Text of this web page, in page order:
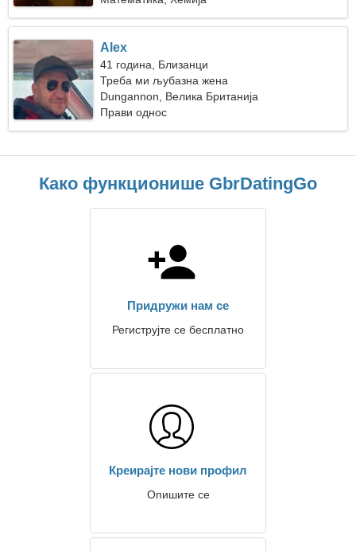
Alex
41 година, Близанци
Треба ми љубазна жена
Dungannon, Велика Британија
Прави однос
Како функционише GbrDatingGo
Придружи нам се
Региструјте се бесплатно
Креирајте нови профил
Опишите се